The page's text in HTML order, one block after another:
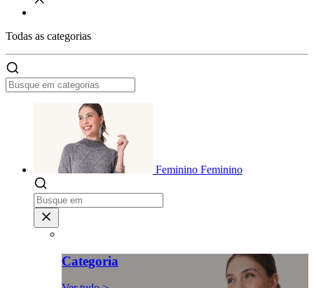
Todas as categorias
Feminino Feminino
Categoria